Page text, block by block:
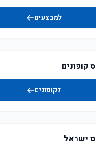
למבצעים
קופונים
לקופונים
ישראל